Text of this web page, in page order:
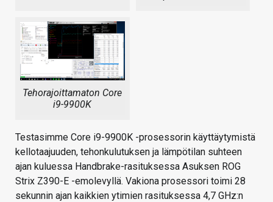
Tehorajoittamaton Core
i9-9900K
Testasimme Core i9-9900K -prosessorin käyttäytymistä
kellotaajuuden, tehonkulutuksen ja lämpötilan suhteen
ajan kuluessa Handbrake-rasituksessa Asuksen ROG
Strix Z390-E -emolevyllä. Vakiona prosessori toimi 28
sekunnin ajan kaikkien ytimien rasituksessa 4,7 GHz:n